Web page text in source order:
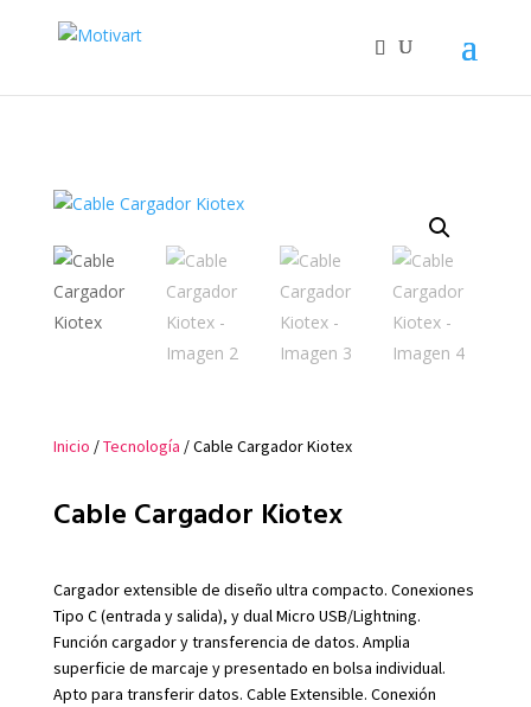
Inicio /Tecnología / Cable Cargador Kiotex
Cable Cargador Kiotex
Cargador extensible de diseño ultra compacto. Conexiones
Tipo C (entrada y salida), y dual Micro USB/Lightning.
Función cargador y transferencia de datos. Amplia
superficie de marcaje y presentado en bolsa individual.
Apto para transferir datos. Cable Extensible. Conexión